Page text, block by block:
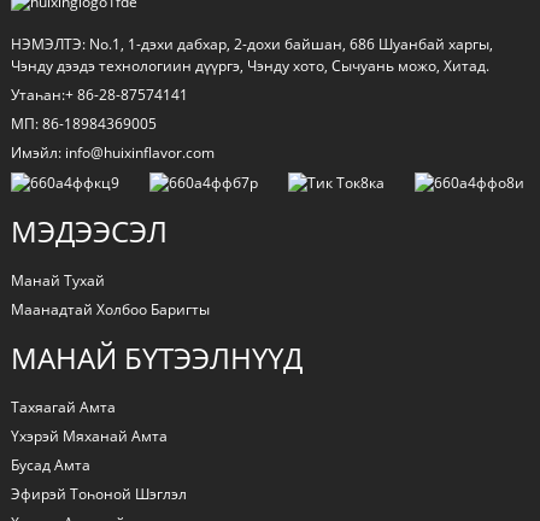
НЭМЭЛТЭ: No.1, 1-дэхи дабхар, 2-дохи байшан, 686 Шуанбай харгы,
Чэнду дээдэ технологиин дүүргэ, Чэнду хото, Сычуань можо, Хитад.
Утаһан:+ 86-28-87574141
МП: 86-18984369005
Имэйл: info@huixinflavor.com
МЭДЭЭСЭЛ
Манай Тухай
Маанадтай Холбоо Баригты
МАНАЙ БҮТЭЭЛНҮҮД
Тахяагай Амта
Үхэрэй Мяханай Амта
Бусад Амта
Эфирэй Тоһоной Шэглэл